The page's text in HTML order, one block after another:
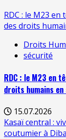
RDC : le M23
des droits
Droits
sécurité
RDC : le M23 en
droits humains en
15.07.2026
Kasaï central :
coutumier à